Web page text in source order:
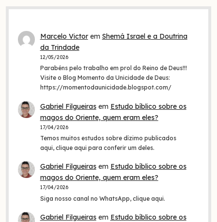
Marcelo Victorem Shemá Israel e a Doutrina
da Trindade
12/05/2026
Parabéns pelo trabalho em prol do Reino de Deus!!!
Visite o Blog Momento da Unicidade de Deus:
https://momentodaunicidade.blogspot.com/
Gabriel Filgueirasem Estudo bíblico sobre os
magos do Oriente, quem eram eles?
17/04/2026
Temos muitos estudos sobre dízimo publicados
aqui, clique aqui para conferir um deles.
Gabriel Filgueirasem Estudo bíblico sobre os
magos do Oriente, quem eram eles?
17/04/2026
Siga nosso canal no WhatsApp, clique aqui.
Gabriel Filgueirasem Estudo bíblico sobre os